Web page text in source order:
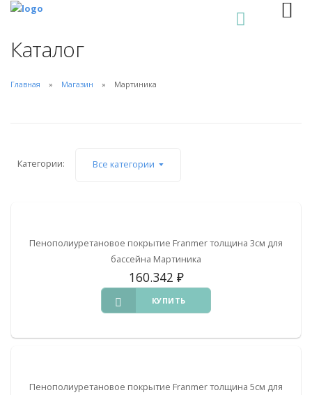
Каталог
Главная Магазин Мартиника
Категории: Все категории
Пенополиуретановое покрытие Franmer толщина 3см для
бассейна Мартиника
160.342 ₽
КУПИТЬ
Пенополиуретановое покрытие Franmer толщина 5см для